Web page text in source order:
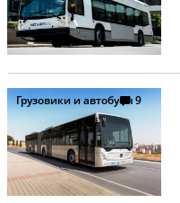
Грузовики и автобусы9